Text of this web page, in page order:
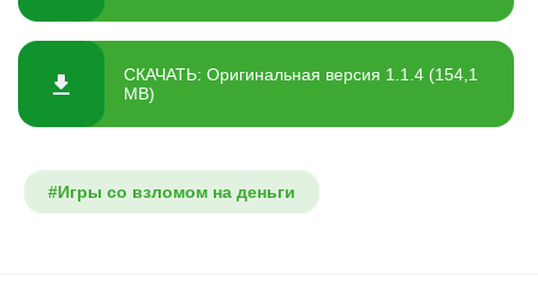
СКАЧАТЬ: Оригинальная версия 1.1.4 (154,1
MB)
#Игры со взломом на деньги